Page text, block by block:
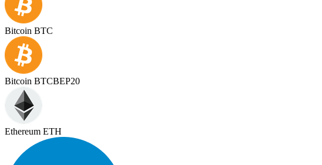
Bitcoin BTC
Bitcoin BTCBEP20
Ethereum ETH